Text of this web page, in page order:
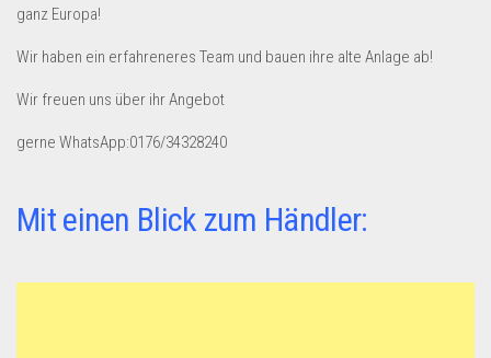
Spielzeug & Games
Schuhe & Accessoires
Sport & Freizeit
Uhren & Schmuck
Restposten-Angebote
eBay Restposten kaufen
ganz Europa!
Wir haben ein erfahreneres Team und bauen ihre alte Anlage ab!
Wir freuen uns über ihr Angebot
gerne WhatsApp:0176/34328240
Mit einen Blick zum Händler: